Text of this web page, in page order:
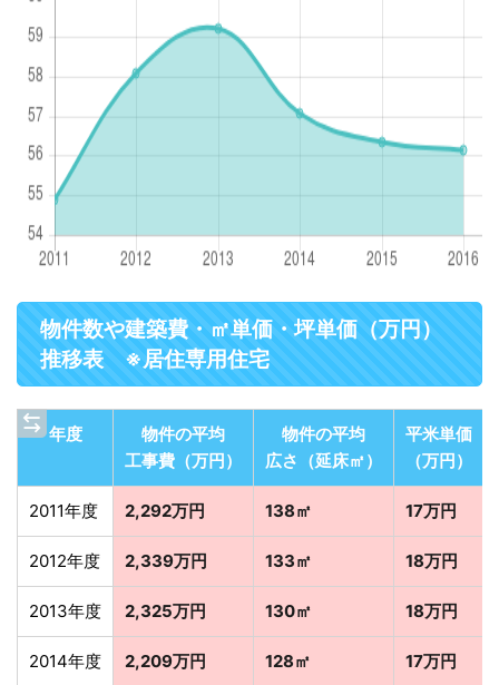
物件数や建築費・㎡単価・坪単価（万円）
推移表 ※居住専用住宅
年度
物件の平均
工事費（万円）
物件の平均
広さ（延床㎡）
平米単価
（万円）
2011年度 2,292万円 138㎡ 17万円
2012年度 2,339万円 133㎡ 18万円
2013年度 2,325万円 130㎡ 18万円
2014年度 2,209万円 128㎡ 17万円